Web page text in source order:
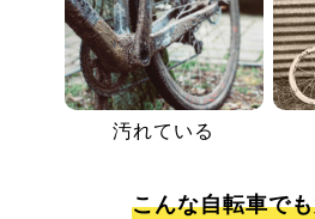
汚れている
こんな自転車で